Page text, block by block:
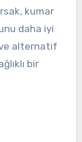
kumar
daha iyi
ve alternatif
bir